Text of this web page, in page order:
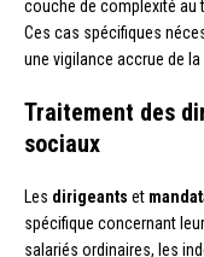
couche de complexité au
Ces cas spécifiques
une vigilance accrue de
Traitement des
sociaux
Les dirigeants et
spécifique concernant
salariés ordinaires, les